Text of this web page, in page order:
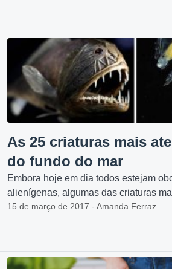
As 25 criaturas mais
do fundo do mar
Embora hoje em dia todos estejam
alienígenas, algumas das criaturas
15 de março de 2017 - Amanda Ferraz